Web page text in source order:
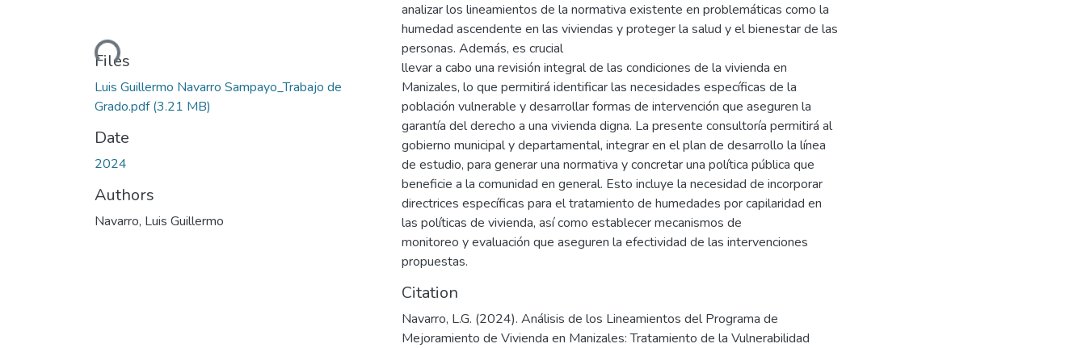
Loading...
Files
Luis Guillermo Navarro Sampayo_Trabajo de
Grado.pdf(3.21 MB)
Date
2024
Authors
Navarro, Luis Guillermo
analizar los lineamientos de la normativa existente en problemáticas como la
humedad ascendente en las viviendas y proteger la salud y el bienestar de las
personas. Además, es crucial
llevar a cabo una revisión integral de las condiciones de la vivienda en
Manizales, lo que permitirá identificar las necesidades específicas de la
población vulnerable y desarrollar formas de intervención que aseguren la
garantía del derecho a una vivienda digna. La presente consultoría permitirá al
gobierno municipal y departamental, integrar en el plan de desarrollo la línea
de estudio, para generar una normativa y concretar una política pública que
beneficie a la comunidad en general. Esto incluye la necesidad de incorporar
directrices específicas para el tratamiento de humedades por capilaridad en
las políticas de vivienda, así como establecer mecanismos de
monitoreo y evaluación que aseguren la efectividad de las intervenciones
propuestas.
Citation
Navarro, L.G. (2024). Análisis de los Lineamientos del Programa de
Mejoramiento de Vivienda en Manizales: Tratamiento de la Vulnerabilidad